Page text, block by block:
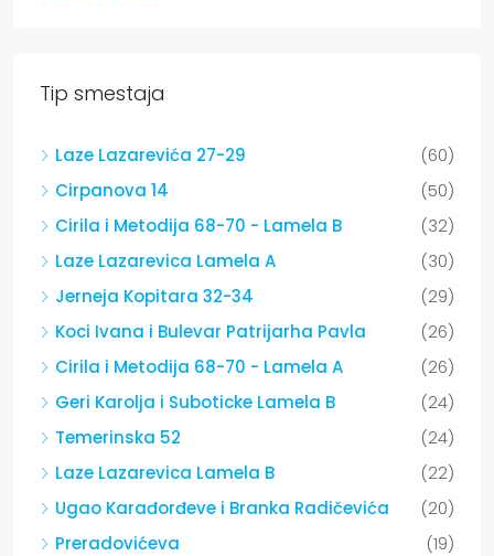
Tip smestaja
Laze Lazarevića 27-29
(60)
Cirpanova 14
(50)
Cirila i Metodija 68-70 - Lamela B
(32)
Laze Lazarevica Lamela A
(30)
Jerneja Kopitara 32-34
(29)
Koci Ivana i Bulevar Patrijarha Pavla
(26)
Cirila i Metodija 68-70 - Lamela A
(26)
Geri Karolja i Suboticke Lamela B
(24)
Temerinska 52
(24)
Laze Lazarevica Lamela B
(22)
Ugao Karađorđeve i Branka Radičevića
(20)
Preradovićeva
(19)